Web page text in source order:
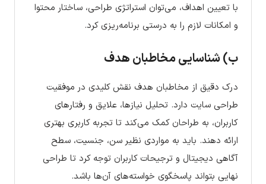
با تعیین اهداف، می‌توان استراتژی طراحی، ساختار محتوا
و امکانات لازم را به درستی برنامه‌ریزی کرد.
ب) شناسایی مخاطبان هدف
درک دقیق از مخاطبان هدف نقش کلیدی در موفقیت
طراحی سایت دارد. تحلیل نیازها، علایق و رفتارهای
کاربران، به طراحان کمک می‌کند تا تجربه کاربری بهتری
ارائه دهند. باید به مواردی نظیر سن، جنسیت، سطح
آگاهی دیجیتال و ترجیحات کاربران توجه کرد تا طراحی
نهایی بتواند پاسخگوی خواسته‌های آن‌ها باشد.